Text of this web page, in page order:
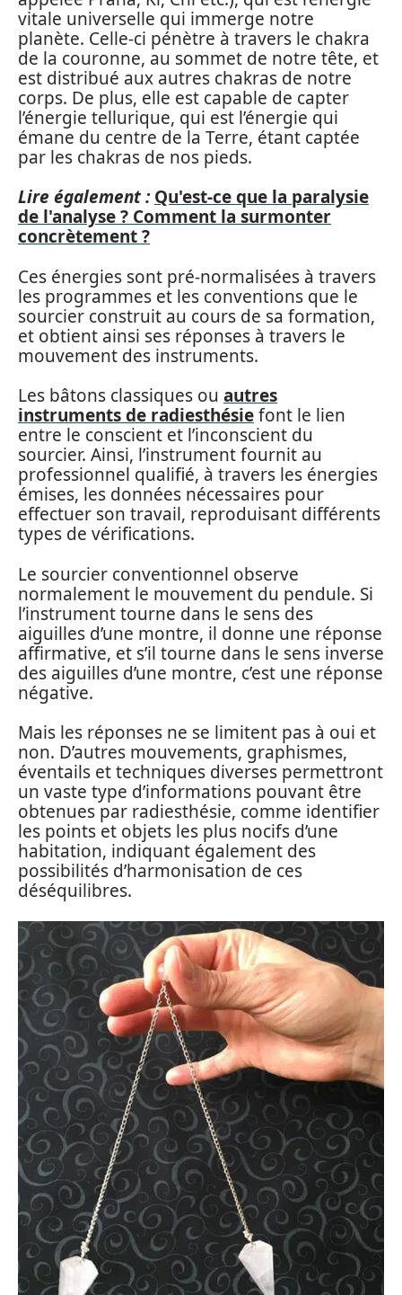
vitale universelle qui immerge notre
planète. Celle-ci pénètre à travers le chakra
de la couronne, au sommet de notre tête, et
est distribué aux autres chakras de notre
corps. De plus, elle est capable de capter
l’énergie tellurique, qui est l’énergie qui
émane du centre de la Terre, étant captée
par les chakras de nos pieds.
Lire également : Qu'est-ce que la paralysie
de l'analyse ? Comment la surmonter
concrètement ?
Ces énergies sont pré-normalisées à travers
les programmes et les conventions que le
sourcier construit au cours de sa formation,
et obtient ainsi ses réponses à travers le
mouvement des instruments.
Les bâtons classiques ou autres
instruments de radiesthésiefont le lien
entre le conscient et l’inconscient du
sourcier. Ainsi, l’instrument fournit au
professionnel qualifié, à travers les énergies
émises, les données nécessaires pour
effectuer son travail, reproduisant différents
types de vérifications.
Le sourcier conventionnel observe
normalement le mouvement du pendule. Si
l’instrument tourne dans le sens des
aiguilles d’une montre, il donne une réponse
affirmative, et s’il tourne dans le sens inverse
des aiguilles d’une montre, c’est une réponse
négative.
Mais les réponses ne se limitent pas à oui et
non. D’autres mouvements, graphismes,
éventails et techniques diverses permettront
un vaste type d’informations pouvant être
obtenues par radiesthésie, comme identifier
les points et objets les plus nocifs d’une
habitation, indiquant également des
possibilités d’harmonisation de ces
déséquilibres.